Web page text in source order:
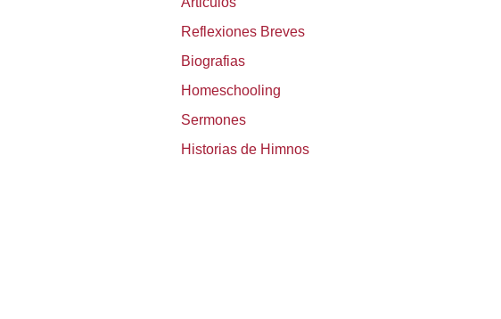
Reflexiones Breves
Biografias
Homeschooling
Sermones
Historias de Himnos